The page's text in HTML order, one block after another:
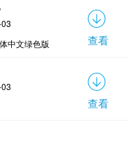
中文绿色版 查看
查看